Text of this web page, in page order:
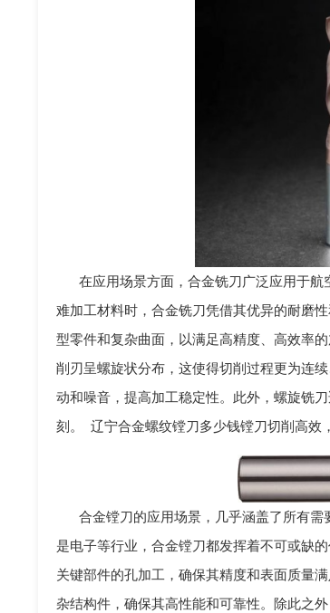
在应用场景方面，合金铣刀广泛应用于
难加工材料时，合金铣刀凭借其优异的耐磨
型零件和复杂曲面，以满足高精度、高效率
削刃呈螺旋状分布，这使得切削过程更为连
动和噪音，提高加工稳定性。此外，螺旋铣
刻。 辽宁合金螺纹镗刀多少钱镗刀切削高效
合金镗刀的应用场景，几乎涵盖了所有
是电子等行业，合金镗刀都发挥着不可或缺
关键部件的孔加工，确保其精度和表面质量
杂结构件，确保其高性能和可靠性。除此之